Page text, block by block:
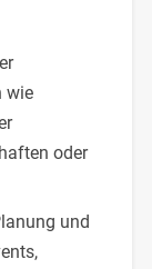
wie
oder
und